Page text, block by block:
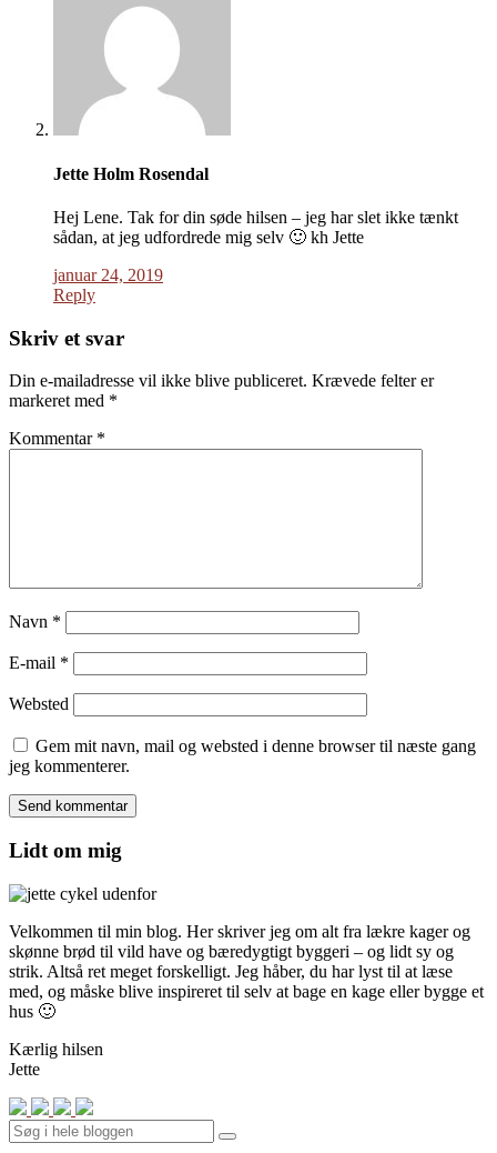
Jette Holm Rosendal
Hej Lene. Tak for din søde hilsen – jeg har slet ikke tænkt
sådan, at jeg udfordrede mig selv 🙂 kh Jette
januar 24, 2019
Reply
Skriv et svar
Din e-mailadresse vil ikke blive publiceret. Krævede felter er
markeret med *
Kommentar *
Navn *
E-mail *
Websted
Gem mit navn, mail og websted i denne browser til næste gang
jeg kommenterer.
Lidt om mig
Velkommen til min blog. Her skriver jeg om alt fra lækre kager og
skønne brød til vild have og bæredygtigt byggeri – og lidt sy og
strik. Altså ret meget forskelligt. Jeg håber, du har lyst til at læse
med, og måske blive inspireret til selv at bage en kage eller bygge et
hus 🙂
Kærlig hilsen
Jette
Search